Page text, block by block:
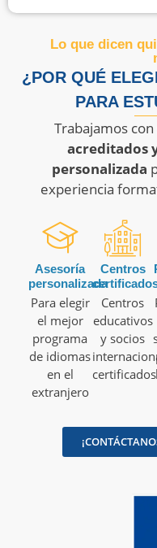
Lo que dicen
¿POR QUÉ
PARA
Trabajamos con
acreditados
personalizada
experiencia
Asesoría
personalizada
Para elegir
el mejor
programa
de idiomas
en el
extranjero
Centros
Centros
educativos
y socios
certificados